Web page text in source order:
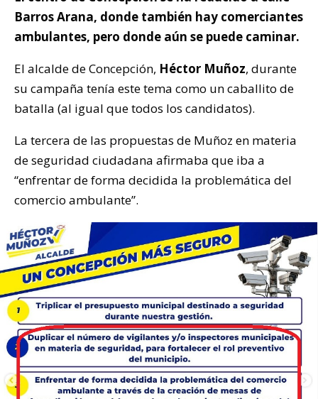
Barros Arana, donde también hay comerciantes
ambulantes, pero donde aún se puede caminar.
El alcalde de Concepción, Héctor Muñoz, durante
su campaña tenía este tema como un caballito de
batalla (al igual que todos los candidatos).
La tercera de las propuestas de Muñoz en materia
de seguridad ciudadana afirmaba que iba a
“enfrentar de forma decidida la problemática del
comercio ambulante”.